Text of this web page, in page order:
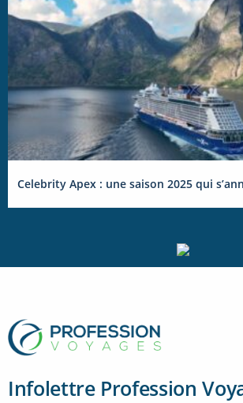
Celebrity Apex : une saison 2025 qui
Infolettre Profession